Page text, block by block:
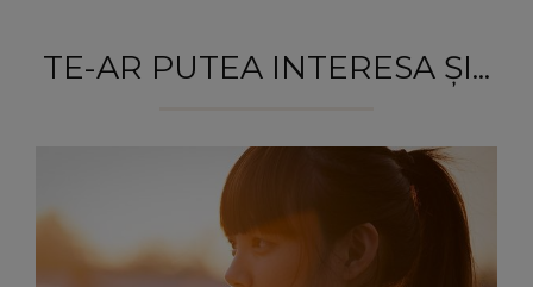
TE-AR PUTEA INTERESA ȘI...